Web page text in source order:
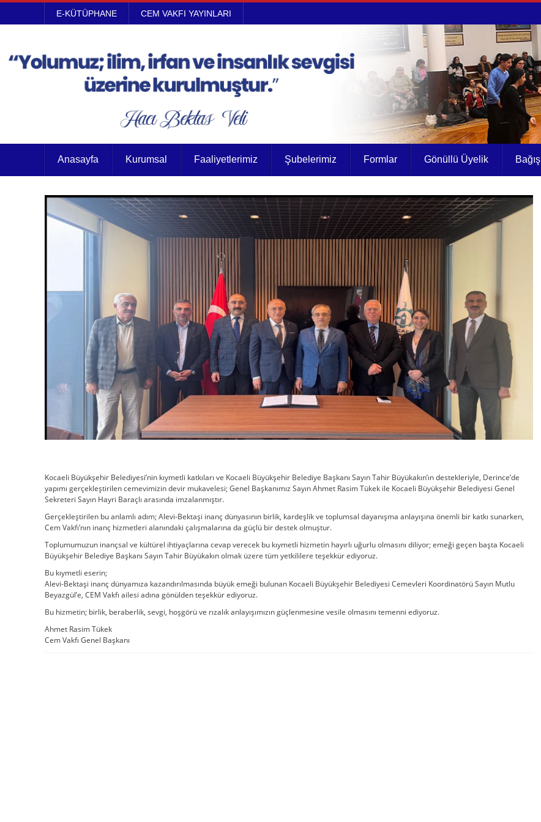
E-KÜTÜPHANE CEM VAKFI YAYINLARI
Anasayfa Kurumsal Faaliyetlerimiz Şubelerimiz Formlar Gönüllü Üyelik Bağış
Kocaeli Büyükşehir Belediyesi’nin kıymetli katkıları ve Kocaeli Büyükşehir Belediye Başkanı Sayın Tahir Büyükakın’ın destekleriyle, Derince’de
yapımı gerçekleştirilen cemevimizin devir mukavelesi; Genel Başkanımız Sayın Ahmet Rasim Tükek ile Kocaeli Büyükşehir Belediyesi Genel
Sekreteri Sayın Hayri Baraçlı arasında imzalanmıştır.
Gerçekleştirilen bu anlamlı adım; Alevi-Bektaşi inanç dünyasının birlik, kardeşlik ve toplumsal dayanışma anlayışına önemli bir katkı sunarken,
Cem Vakfı’nın inanç hizmetleri alanındaki çalışmalarına da güçlü bir destek olmuştur.
Toplumumuzun inançsal ve kültürel ihtiyaçlarına cevap verecek bu kıymetli hizmetin hayırlı uğurlu olmasını diliyor; emeği geçen başta Kocaeli
Büyükşehir Belediye Başkanı Sayın Tahir Büyükakın olmak üzere tüm yetkililere teşekkür ediyoruz.
Bu kıymetli eserin;
Alevi-Bektaşi inanç dünyamıza kazandırılmasında büyük emeği bulunan Kocaeli Büyükşehir Belediyesi Cemevleri Koordinatörü Sayın Mutlu
Beyazgül’e, CEM Vakfı ailesi adına gönülden teşekkür ediyoruz.
Bu hizmetin; birlik, beraberlik, sevgi, hoşgörü ve rızalık anlayışımızın güçlenmesine vesile olmasını temenni ediyoruz.
Ahmet Rasim Tükek
Cem Vakfı Genel Başkanı